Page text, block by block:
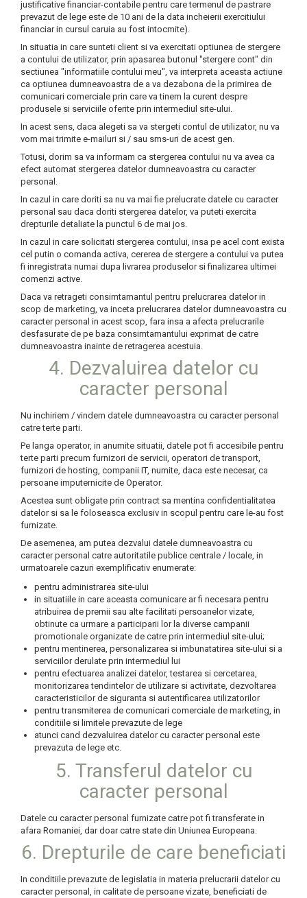
justificative financiar-contabile pentru care termenul de pastrare
prevazut de lege este de 10 ani de la data incheierii exercitiului
financiar in cursul caruia au fost intocmite).
In situatia in care sunteti client si va exercitati optiunea de stergere
a contului de utilizator, prin apasarea butonul "stergere cont" din
sectiunea "informatiile contului meu", va interpreta aceasta actiune
ca optiunea dumneavoastra de a va dezabona de la primirea de
comunicari comerciale prin care va tinem la curent despre
produsele si serviciile oferite prin intermediul site-ului.
In acest sens, daca alegeti sa va stergeti contul de utilizator, nu va
vom mai trimite e-mailuri si / sau sms-uri de acest gen.
Totusi, dorim sa va informam ca stergerea contului nu va avea ca
efect automat stergerea datelor dumneavoastra cu caracter
personal.
In cazul in care doriti sa nu va mai fie prelucrate datele cu caracter
personal sau daca doriti stergerea datelor, va puteti exercita
drepturile detaliate la punctul 6 de mai jos.
In cazul in care solicitati stergerea contului, insa pe acel cont exista
cel putin o comanda activa, cererea de stergere a contului va putea
fi inregistrata numai dupa livrarea produselor si finalizarea ultimei
comenzi active.
Daca va retrageti consimtamantul pentru prelucrarea datelor in
scop de marketing, va inceta prelucrarea datelor dumneavoastra cu
caracter personal in acest scop, fara insa a afecta prelucrarile
desfasurate de pe baza consimtamantului exprimat de catre
dumneavoastra inainte de retragerea acestuia.
4. Dezvaluirea datelor cu
caracter personal
Nu inchiriem / vindem datele dumneavoastra cu caracter personal
catre terte parti.
Pe langa operator, in anumite situatii, datele pot fi accesibile pentru
terte parti precum furnizori de servicii, operatori de transport,
furnizori de hosting, companii IT, numite, daca este necesar, ca
persoane imputernicite de Operator.
Acestea sunt obligate prin contract sa mentina confidentialitatea
datelor si sa le foloseasca exclusiv in scopul pentru care le-au fost
furnizate.
De asemenea, am putea dezvalui datele dumneavoastra cu
caracter personal catre autoritatile publice centrale / locale, in
urmatoarele cazuri exemplificativ enumerate:
pentru administrarea site-ului
in situatiile in care aceasta comunicare ar fi necesara pentru
atribuirea de premii sau alte facilitati persoanelor vizate,
obtinute ca urmare a participarii lor la diverse campanii
promotionale organizate de catre prin intermediul site-ului;
pentru mentinerea, personalizarea si imbunatatirea site-ului si a
serviciilor derulate prin intermediul lui
pentru efectuarea analizei datelor, testarea si cercetarea,
monitorizarea tendintelor de utilizare si activitate, dezvoltarea
caracteristicilor de siguranta si autentificarea utilizatorilor
pentru transmiterea de comunicari comerciale de marketing, in
conditiile si limitele prevazute de lege
atunci cand dezvaluirea datelor cu caracter personal este
prevazuta de lege etc.
5. Transferul datelor cu
caracter personal
Datele cu caracter personal furnizate catre pot fi transferate in
afara Romaniei, dar doar catre state din Uniunea Europeana.
6. Drepturile de care beneficiati
In conditiile prevazute de legislatia in materia prelucrarii datelor cu
caracter personal, in calitate de persoane vizate, beneficiati de